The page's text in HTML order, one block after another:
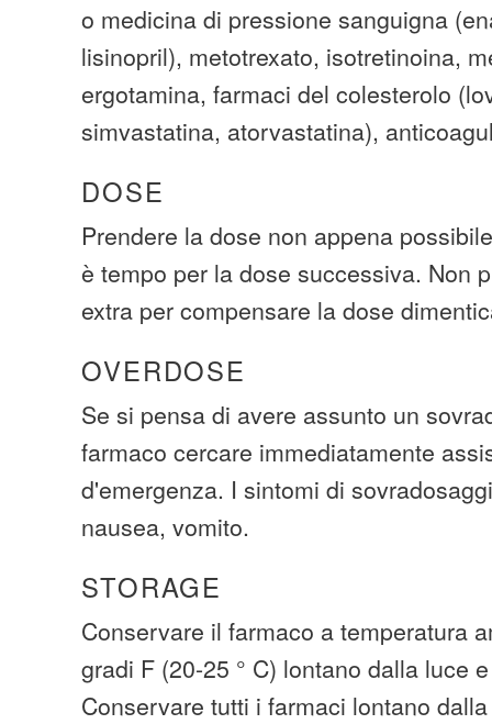
o medicina di pressione sanguigna
lisinopril), metotrexato, isotretinoina,
ergotamina, farmaci del colesterolo
simvastatina, atorvastatina),
DOSE
Prendere la dose non appena
è tempo per la dose successiva. Non
extra per compensare la dose
OVERDOSE
Se si pensa di avere assunto un
farmaco cercare immediatamente
d'emergenza. I sintomi di
nausea, vomito.
STORAGE
Conservare il farmaco a temperatura
gradi F (20-25 ° C) lontano dalla luce
Conservare tutti i farmaci lontano